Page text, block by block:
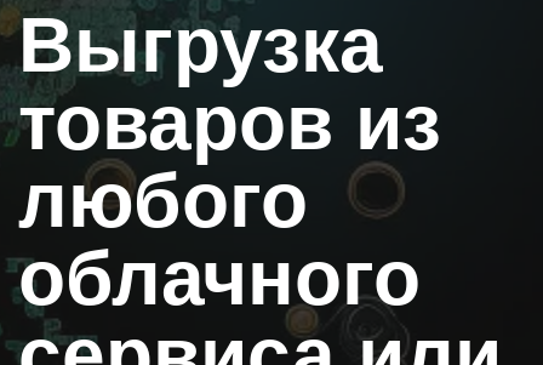
Выгрузка
товаров из
любого
облачного